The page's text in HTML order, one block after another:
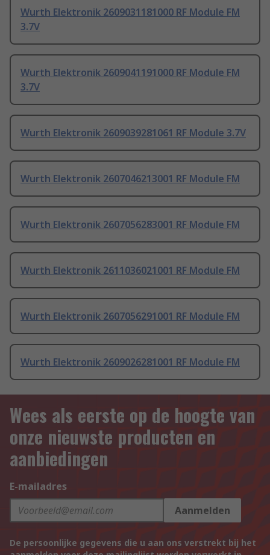
Wurth Elektronik 2609031181000 RF Module FM
3.7V
Wurth Elektronik 2609041191000 RF Module FM
3.7V
Wurth Elektronik 2609039281061 RF Module 3.7V
Wurth Elektronik 2607046213001 RF Module FM
Wurth Elektronik 2607056283001 RF Module FM
Wurth Elektronik 2611036021001 RF Module FM
Wurth Elektronik 2607056291001 RF Module FM
Wurth Elektronik 2609026281001 RF Module FM
Wees als eerste op de hoogte van
onze nieuwste producten en
aanbiedingen
E-mailadres
Aanmelden
De persoonlijke gegevens die u aan ons verstrekt bij het